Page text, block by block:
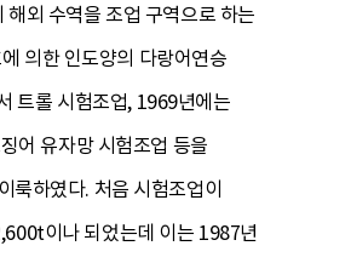
외 수역을 조업 구역으로 하는
의한 인도양의 다랑어연승
트롤 시험조업, 1969년에는
어 유자망 시험조업 등을
룩하였다. 처음 시험조업이
이나 되었는데 이는 1987년